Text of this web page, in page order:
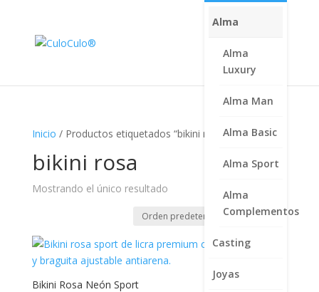
Alma
Alma
Luxury
Alma Man
Alma Basic
Alma Sport
Alma
Complementos
Casting
Joyas
Inicio / Productos etiquetados “bikini rosa”
bikini rosa
Mostrando el único resultado
Bikini Rosa Neón Sport